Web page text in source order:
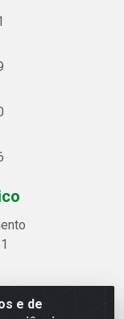
e de
2521 -